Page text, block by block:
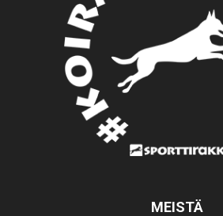
MEISTÄ